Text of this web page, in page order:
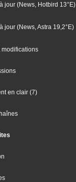
jour (News, Hotbird 13°E)
jour (News, Astra 19,2°E)
modifications
en clair (7)